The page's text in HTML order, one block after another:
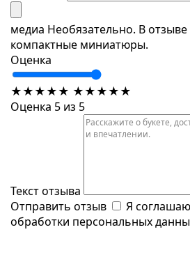
медиа Необязательно. В
компактные миниатюры.
Оценка
★★★★★ ★★★★★
Оценка 5 из 5
Текст отзыва
Отправить отзыв
Я
обработки персональных